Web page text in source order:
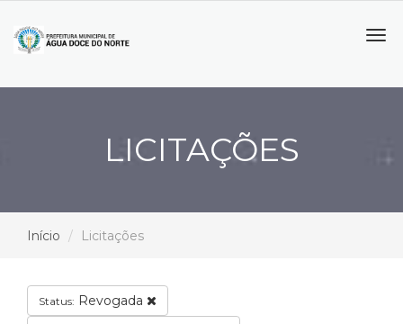
LICITAÇÕES
Início Licitações
Status: Revogada